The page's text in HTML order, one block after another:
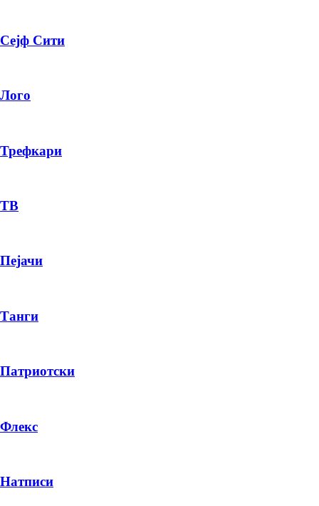
Сејф Сити
Лого
Трефкари
ТВ
Пејачи
Танги
Патриотски
Флекс
Натписи